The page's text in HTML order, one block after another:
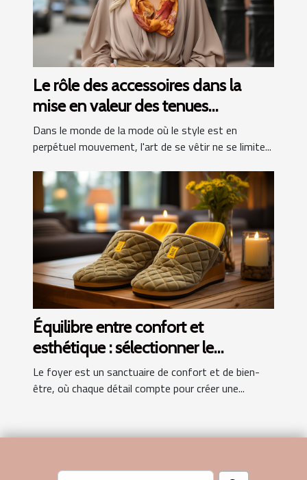
Le rôle des accessoires dans la
mise en valeur des tenues
quotidiennes selon les
influenceuses
Dans le monde de la mode où le style est en
perpétuel mouvement, l'art de se vêtir ne se limite...
Équilibre entre confort et
esthétique : sélectionner le
chausson idéal pour chez soi
Le foyer est un sanctuaire de confort et de bien-
être, où chaque détail compte pour créer une...